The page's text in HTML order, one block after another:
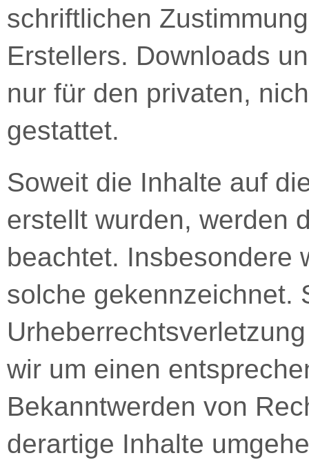
schriftlichen
Erstellers. Downloads
nur für den privaten,
gestattet.
Soweit die Inhalte auf
erstellt wurden, werden
beachtet. Insbesondere
solche gekennzeichnet.
wir um einen
Bekanntwerden von
derartige Inhalte